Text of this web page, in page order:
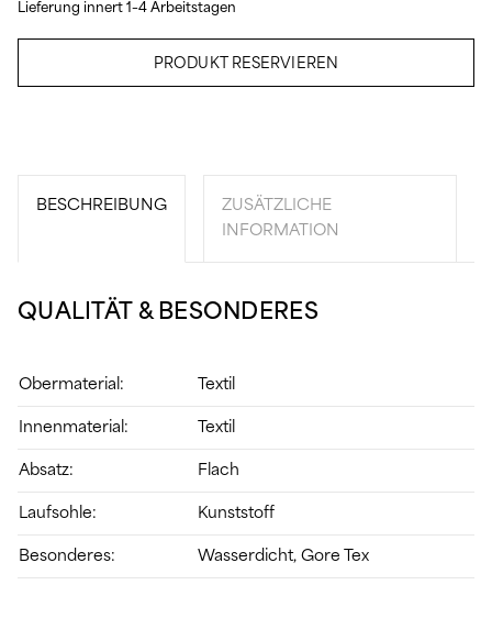
Lieferung innert 1–4 Arbeitstagen
PRODUKT RESERVIEREN
BESCHREIBUNG
ZUSÄTZLICHE
INFORMATION
QUALITÄT & BESONDERES
Obermaterial: Textil
Innenmaterial: Textil
Absatz: Flach
Laufsohle: Kunststoff
Besonderes: Wasserdicht, Gore Tex